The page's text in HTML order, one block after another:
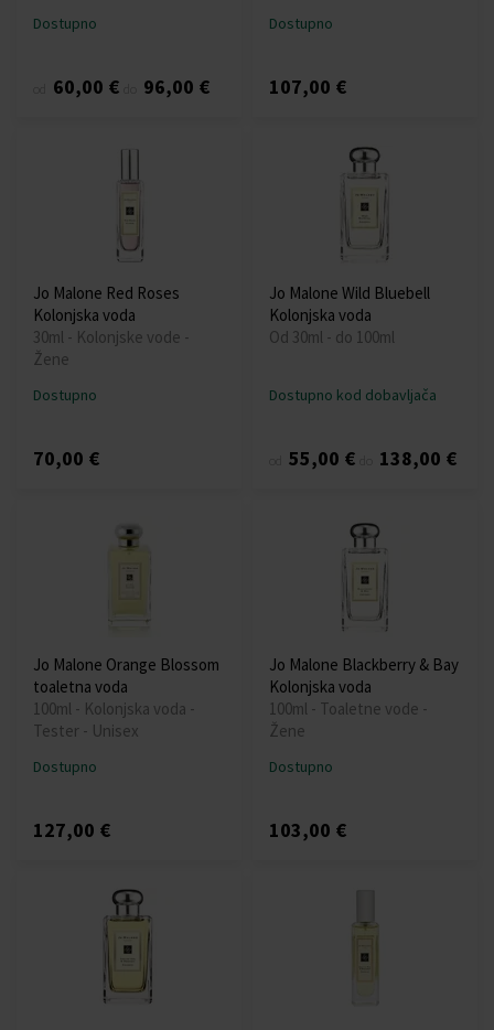
Dostupno
60,00 € 96,00 €
Dostupno
107,00 €
Jo Malone Red Roses
Kolonjska voda
30ml - Kolonjske vode -
Žene
Dostupno
70,00 €
Jo Malone Wild Bluebell
Kolonjska voda
Od 30ml - do 100ml
Dostupno kod dobavljača
55,00 € 138,00 €
Jo Malone Orange Blossom
toaletna voda
100ml - Kolonjska voda -
Tester - Unisex
Dostupno
127,00 €
Jo Malone Blackberry & Bay
Kolonjska voda
100ml - Toaletne vode -
Žene
Dostupno
103,00 €